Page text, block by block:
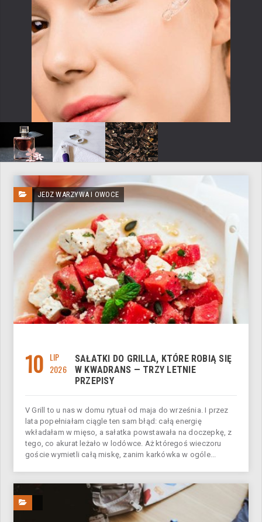
JEDZ WARZYWA I OWOCE
10 LIP
2026
SAŁATKI DO GRILLA, KTÓRE ROBIĄ SIĘ
W KWADRANS — TRZY LETNIE
PRZEPISY
V Grill to u nas w domu rytuał od maja do września. I przez
lata popełniałam ciągle ten sam błąd: całą energię
wkładałam w mięso, a sałatka powstawała na doczepkę, z
tego, co akurat leżało w lodówce. Aż któregoś wieczoru
goście wymietli całą miskę, zanim karkówka w ogóle...